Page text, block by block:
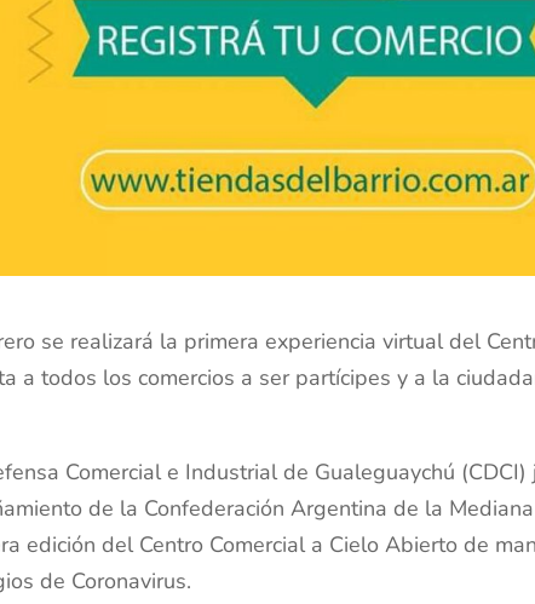
se realizará la primera experiencia virtual del
a todos los comercios a ser partícipes y a la
Comercial e Industrial de Gualeguaychú
de la Confederación Argentina de la
edición del Centro Comercial a Cielo Abierto de
de Coronavirus.